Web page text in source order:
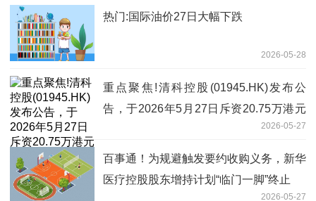
热门:国际油价27日大幅下跌
2026-05-28
重点聚焦!清科控股(01945.HK)发布公
告，于2026年5月27日斥资20.75万港元
2026-05-27
百事通！为规避触发要约收购义务，新华
医疗控股股东增持计划“临门一脚”终止
2026-05-27